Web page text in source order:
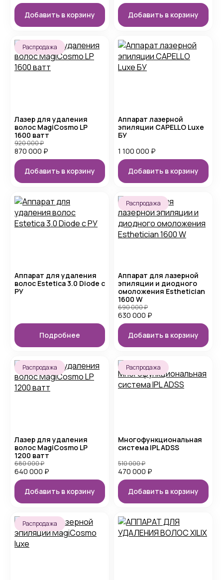
Добавить в корзину Добавить в корзину
Распродажа
Лазер для удаления
волос MagiCosmo LP
1600 ватт
870 000 ₽
920 000₽
Добавить в корзину
Аппарат лазерной
эпиляции CAPELLO Luxe
БУ
1 100 000 ₽
Добавить в корзину
Аппарат для удаления
волос Estetica 3.0 Diode с
РУ
Подробнее
Распродажа
Аппарат для лазерной
эпиляции и диодного
омоложения Esthetician
1600 W
630 000 ₽
690 000₽
Добавить в корзину
Распродажа
Лазер для удаления
волос MagiCosmo LP
1200 ватт
640 000 ₽
680 000₽
Добавить в корзину
Распродажа
Многофункциональная
система IPL ADSS
470 000 ₽
510 000₽
Добавить в корзину
Распродажа